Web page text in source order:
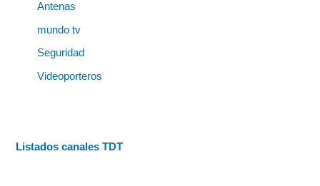
Antenas
mundo tv
Seguridad
Videoporteros
Listados canales TDT